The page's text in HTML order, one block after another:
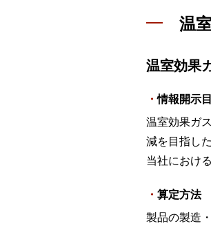
温
温室効果
情報開示
温室効果ガ
減を目指し
当社におけ
算定方法
製品の製造